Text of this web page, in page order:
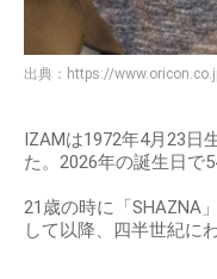
出典： https://
IZAMは1972年4月23日
た。2026年の誕生日で
21歳の時に「SHAZNA
して以降、四半世紀に